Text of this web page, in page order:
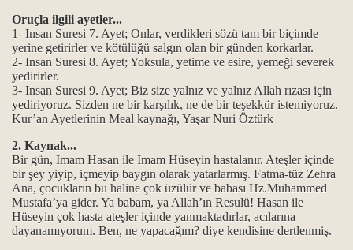
Oruçla ilgili ayetler...
1- Insan Suresi 7. Ayet; Onlar, verdikleri sözü tam bir biçimde
yerine getirirler ve kötülüğü salgın olan bir günden korkarlar.
2- Insan Suresi 8. Ayet; Yoksula, yetime ve esire, yemeği severek
yedirirler.
3- Insan Suresi 9. Ayet; Biz size yalnız ve yalnız Allah rızası için
yediriyoruz. Sizden ne bir karşılık, ne de bir teşekkür istemiyoruz.
Kur’an Ayetlerinin Meal kaynağı, Yaşar Nuri Öztürk
2. Kaynak...
Bir gün, Imam Hasan ile Imam Hüseyin hastalanır. Ateşler içinde
bir şey yiyip, içmeyip baygın olarak yatarlarmış. Fatma-tüz Zehra
Ana, çocukların bu haline çok üzülür ve babası Hz.Muhammed
Mustafa’ya gider. Ya babam, ya Allah’ın Resulü! Hasan ile
Hüseyin çok hasta ateşler içinde yanmaktadırlar, acılarına
dayanamıyorum. Ben, ne yapacağım? diye kendisine dertlenmiş.
Helalihoş olsun der?
Allah der?
boyutu…